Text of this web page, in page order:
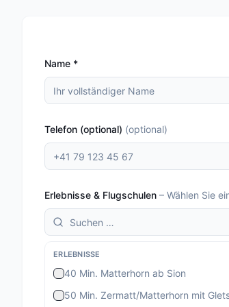
Name *
Telefon (optional) (optional)
Erlebnisse & Flugschulen – Wählen Sie
ERLEBNISSE
40 Min. Matterhorn ab Sion
50 Min. Zermatt/Matterhorn mit